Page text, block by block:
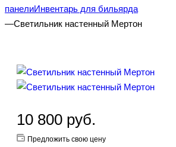
панелиИнвентарь для бильярда
—Светильник настенный Мертон
10 800 руб.
Предложить свою цену